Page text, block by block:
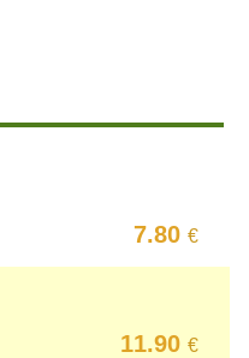
7.80€
11.90€